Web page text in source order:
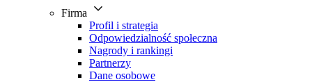
Firma
Profil i strategia
Odpowiedzialność społeczna
Nagrody i rankingi
Partnerzy
Dane osobowe